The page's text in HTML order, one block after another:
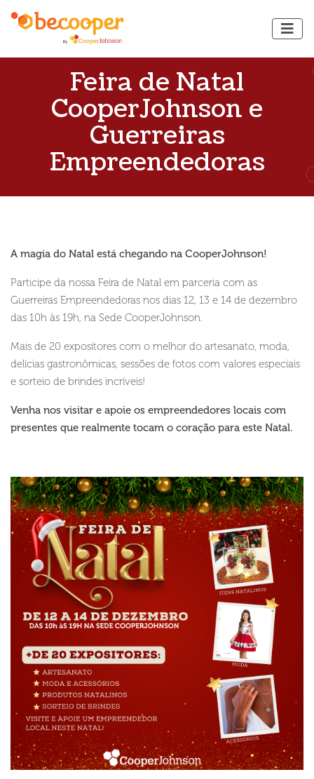
Feira de Natal
CooperJohnson e
Guerreiras
Empreendedoras
A magia do Natal está chegando na CooperJohnson!
Participe da nossa Feira de Natal em parceria com as
Guerreiras Empreendedoras nos dias 12, 13 e 14 de dezembro
das 10h às 19h, na Sede CooperJohnson.
Mais de 20 expositores com o melhor do artesanato, moda,
delícias gastronômicas, sessões de fotos com valores especiais
e sorteio de brindes incríveis!
Venha nos visitar e apoie os empreendedores locais com
presentes que realmente tocam o coração para este Natal.